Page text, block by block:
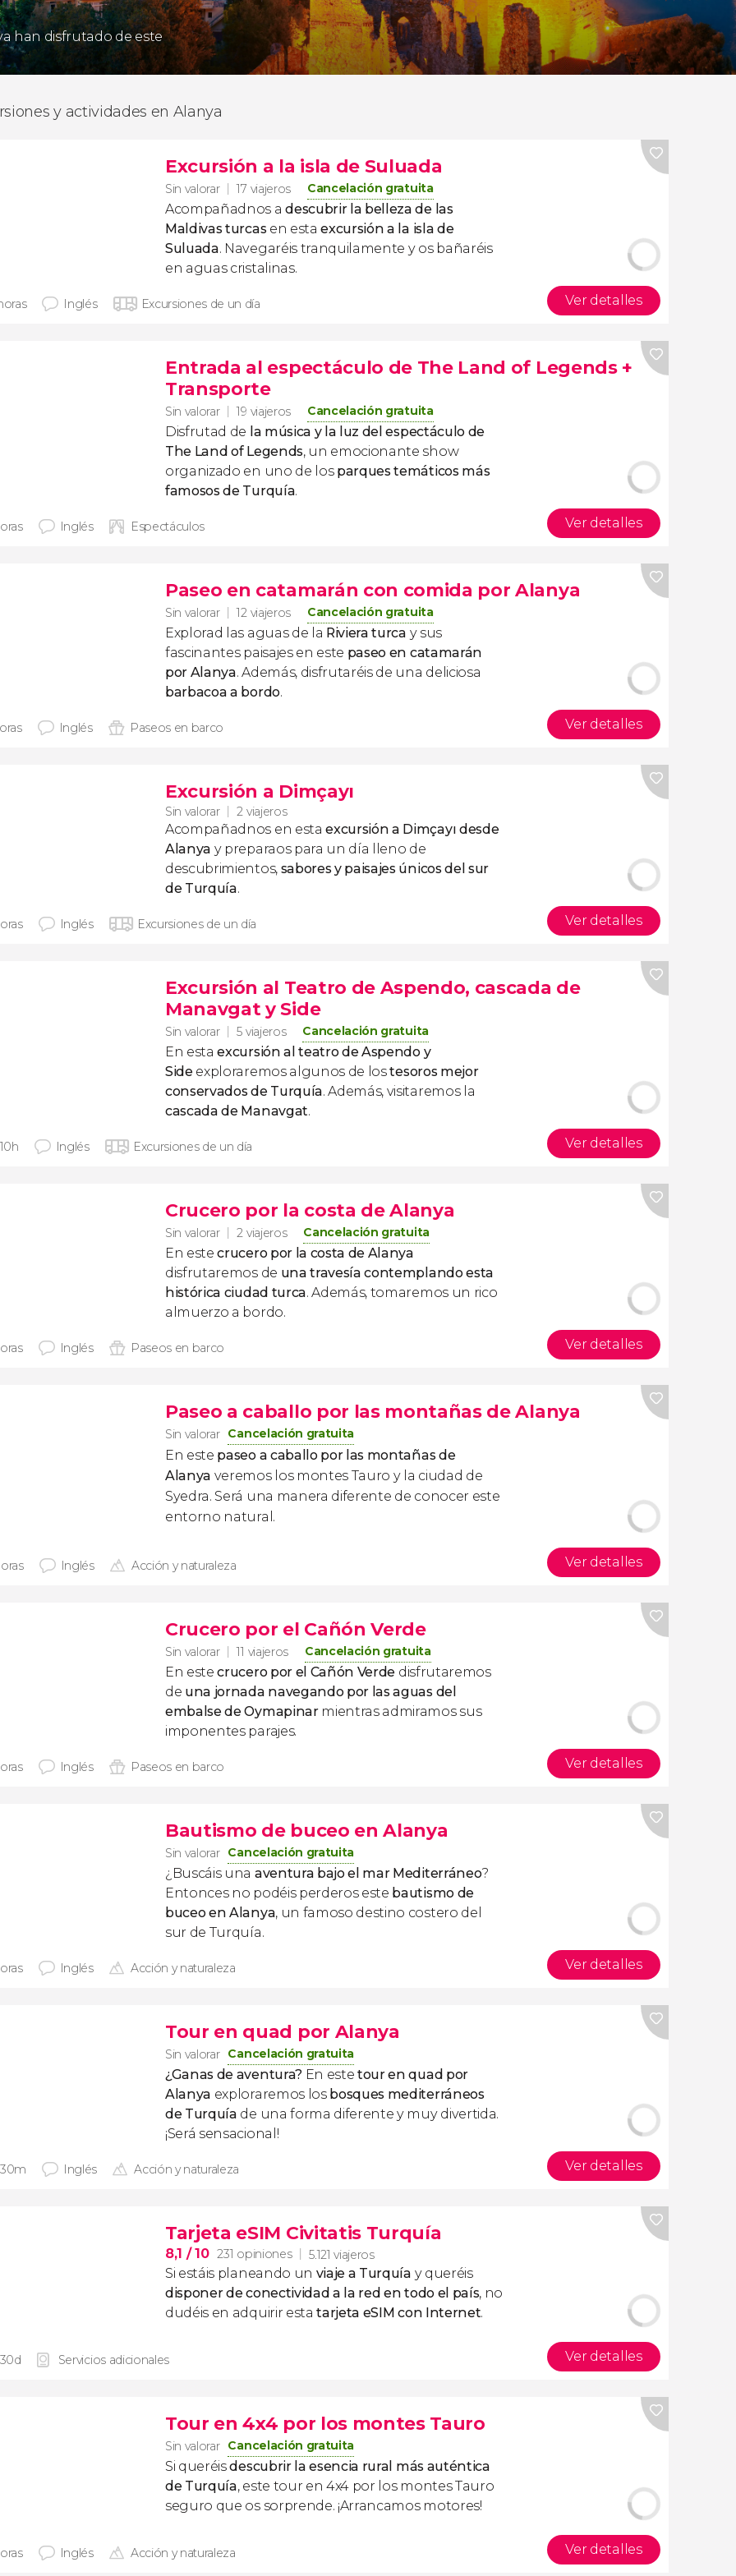
han disfrutado de este
y actividades en Alanya
Excursión a la isla de Suluada
Sin valorar 17 viajeros Cancelación gratuita
Acompañadnos adescubrir la belleza de las
Maldivas turcasen estaexcursión a la isla de
Suluada. Navegaréis tranquilamente y os bañaréis
en aguas cristalinas.
Inglés Excursiones de un día Ver detalles
Entrada al espectáculo de The Land of Legends +
Transporte
Sin valorar 19 viajeros Cancelación gratuita
Disfrutad de la música y la luz del espectáculo de
The Land of Legends, un emocionante show
organizado en uno de losparques temáticos más
famosos de Turquía.
Inglés Espectáculos Ver detalles
Paseo en catamarán con comida por Alanya
Sin valorar 12 viajeros Cancelación gratuita
Explorad las aguas de la Riviera turca y sus
fascinantes paisajes en este paseo en catamarán
por Alanya. Además, disfrutaréis de una deliciosa
barbacoa a bordo.
Inglés Paseos en barco Ver detalles
Excursión a Dimçayı
Sin valorar 2 viajeros
Acompañadnos en estaexcursión a Dimçayı desde
Alanya y preparaos para un día lleno de
descubrimientos, sabores y paisajes únicos del sur
de Turquía.
Inglés Excursiones de un día Ver detalles
Excursión al Teatro de Aspendo, cascada de
Manavgat y Side
Sin valorar 5 viajeros Cancelación gratuita
En estaexcursión al teatro deAspendo y
Side exploraremos algunos de lostesoros mejor
conservados de Turquía. Además, visitaremos la
cascada de Manavgat.
Inglés Excursiones de un día Ver detalles
Crucero por la costa de Alanya
Sin valorar 2 viajeros Cancelación gratuita
En estecrucero por la costa de Alanya
disfrutaremos de una travesía contemplando esta
histórica ciudad turca. Además, tomaremos un rico
almuerzo a bordo.
Inglés Paseos en barco Ver detalles
Paseo a caballo por las montañas de Alanya
Sin valorar Cancelación gratuita
En este paseo a caballo por las montañas de
Alanya veremos los montes Tauro y la ciudad de
Syedra. Será una manera diferente de conocer este
entorno natural.
Inglés Acción y naturaleza Ver detalles
Crucero por el Cañón Verde
Sin valorar 11 viajeros Cancelación gratuita
En estecrucero por el Cañón Verde disfrutaremos
de una jornada navegando por las aguas del
embalse de Oymapinar mientras admiramos sus
imponentes parajes.
Inglés Paseos en barco Ver detalles
Bautismo de buceo en Alanya
Sin valorar Cancelación gratuita
¿Buscáis una aventura bajo el mar Mediterráneo?
Entonces no podéis perderos este bautismo de
buceo en Alanya, un famoso destino costero del
sur de Turquía.
Inglés Acción y naturaleza Ver detalles
Tour en quad por Alanya
Sin valorar Cancelación gratuita
¿Ganas de aventura? En este tour en quad por
Alanya exploraremos los bosques mediterráneos
de Turquía de una forma diferente y muy divertida.
¡Será sensacional!
Inglés Acción y naturaleza Ver detalles
Tarjeta eSIM Civitatis Turquía
8,1 / 10 231 opiniones 5.121 viajeros
Si estáis planeando un viaje a Turquía y queréis
disponer de conectividad a la red en todo el país, no
dudéis en adquirir estatarjeta eSIM con Internet.
Servicios adicionales Ver detalles
Tour en 4x4 por los montes Tauro
Sin valorar Cancelación gratuita
Si queréisdescubrir la esencia rural más auténtica
de Turquía, este tour en 4x4 por los montes Tauro
seguro que os sorprende. ¡Arrancamos motores!
Inglés Acción y naturaleza Ver detalles